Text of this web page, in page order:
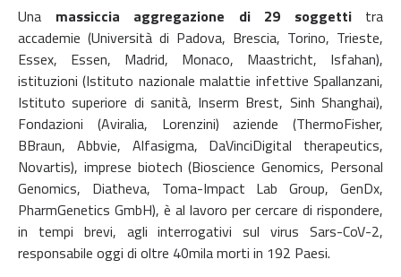
Una massiccia aggregazione di 29 soggetti tra
accademie (Università di Padova, Brescia, Torino, Trieste,
Essex, Essen, Madrid, Monaco, Maastricht, Isfahan),
istituzioni (Istituto nazionale malattie infettive Spallanzani,
Istituto superiore di sanità, Inserm Brest, Sinh Shanghai),
Fondazioni (Aviralia, Lorenzini) aziende (ThermoFisher,
BBraun, Abbvie, Alfasigma, DaVinciDigital therapeutics,
Novartis), imprese biotech (Bioscience Genomics, Personal
Genomics, Diatheva, Toma-Impact Lab Group, GenDx,
PharmGenetics GmbH), è al lavoro per cercare di rispondere,
in tempi brevi, agli interrogativi sul virus Sars-CoV-2,
responsabile oggi di oltre 40mila morti in 192 Paesi.